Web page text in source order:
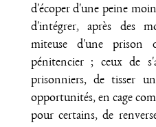
d'écoper d'une peine
d'intégrer, après des
miteuse d'une prison
pénitencier ; ceux de
prisonniers, de tisser
opportunités, en cage
pour certains, de